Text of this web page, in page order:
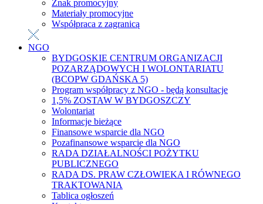
Znak promocyjny
Materiały promocyjne
Współpraca z zagranicą
NGO
BYDGOSKIE CENTRUM ORGANIZACJI
POZARZĄDOWYCH I WOLONTARIATU
(BCOPW GDAŃSKA 5)
Program współpracy z NGO - będą konsultacje
1,5% ZOSTAW W BYDGOSZCZY
Wolontariat
Informacje bieżące
Finansowe wsparcie dla NGO
Pozafinansowe wsparcie dla NGO
RADA DZIAŁALNOŚCI POŻYTKU
PUBLICZNEGO
RADA DS. PRAW CZŁOWIEKA I RÓWNEGO
TRAKTOWANIA
Tablica ogłoszeń